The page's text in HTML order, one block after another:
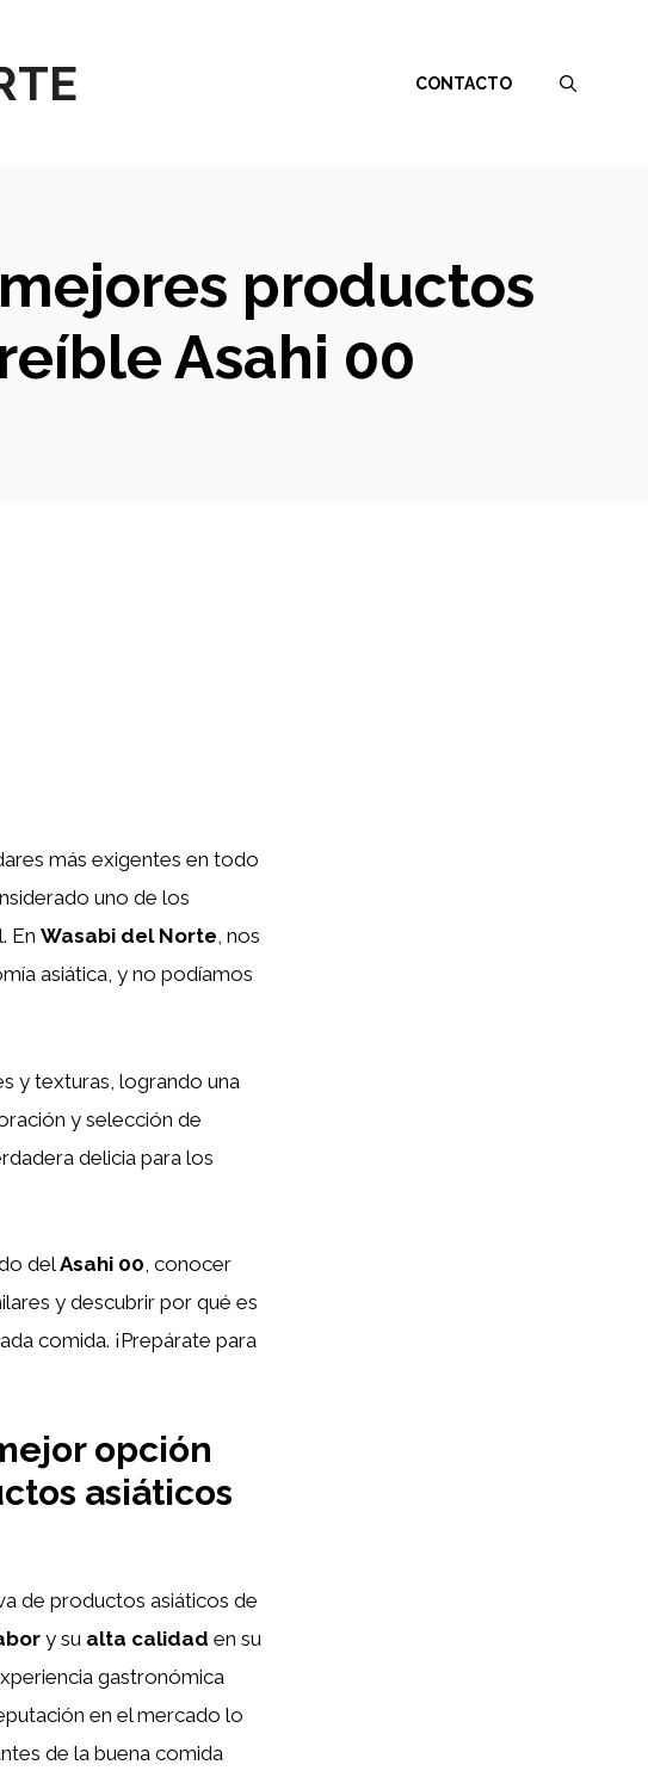
CONTACTO
productos
Asahi 00
más exigentes en todo
uno de los
En Wasabi del Norte, nos
asiática, y no podíamos
y texturas, logrando una
y selección de
delicia para los
delAsahi 00, conocer
y descubrir por qué es
comida. ¡Prepárate para
opción
asiáticos
de productos asiáticos de
y su alta calidad en su
gastronómica
en el mercado lo
de la buena comida